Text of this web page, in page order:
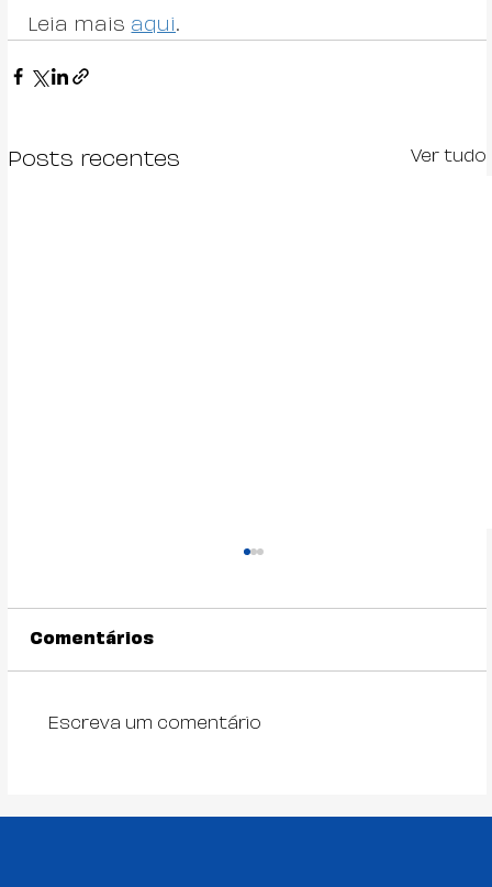
Leia mais aqui.
Posts recentes Ver tudo
Comentários
Escreva um comentário